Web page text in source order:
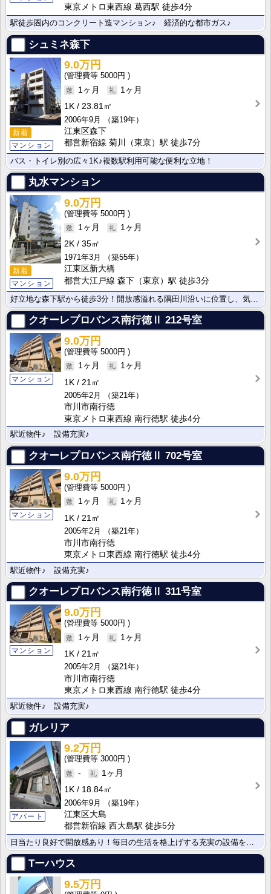
東京メトロ東西線 葛西駅 徒歩4分
駅徒歩圏内のコンクリート造マンション♪ 経済的な都市ガス♪
シュミネ森下
新着
マンション
9.0万円
5000円
1ヶ月
1ヶ月
1K
23.81㎡
2006年9月
（築19年）
江東区森下
都営新宿線 菊川（東京）駅 徒歩7分
バス・トイレ別の広々1K♪複数駅利用可能な便利な立地！
丸水マンション
新着
マンション
9.0万円
5000円
1ヶ月
1ヶ月
2K
35㎡
1971年3月
（築55年）
江東区新大橋
都営大江戸線 森下（東京）駅 徒歩3分
好立地な森下駅から徒歩3分！開放感溢れる隅田川沿いに位置し、気持ちの良い眺望を楽しめます。お部屋は家･･･
クオーレプロバンス南行徳Ⅱ 212号室
マンション
9.0万円
5000円
1ヶ月
1ヶ月
1K
21㎡
2005年2月
（築21年）
市川市南行徳
東京メトロ東西線 南行徳駅 徒歩4分
駅近物件♪ 設備充実♪
クオーレプロバンス南行徳Ⅱ 702号室
マンション
9.0万円
5000円
1ヶ月
1ヶ月
1K
21㎡
2005年2月
（築21年）
市川市南行徳
東京メトロ東西線 南行徳駅 徒歩4分
駅近物件♪ 設備充実♪
クオーレプロバンス南行徳Ⅱ 311号室
マンション
9.0万円
5000円
1ヶ月
1ヶ月
1K
21㎡
2005年2月
（築21年）
市川市南行徳
東京メトロ東西線 南行徳駅 徒歩4分
駅近物件♪ 設備充実♪
ガレリア
アパート
9.2万円
3000円
-
1ヶ月
1K
18.84㎡
2006年9月
（築19年）
江東区大島
都営新宿線 西大島駅 徒歩5分
Tーハウス
9.5万円